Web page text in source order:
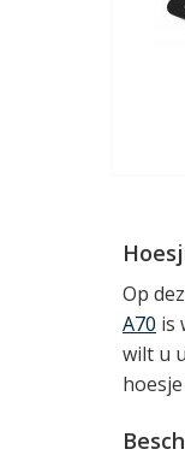
Op
A70 is
wilt u